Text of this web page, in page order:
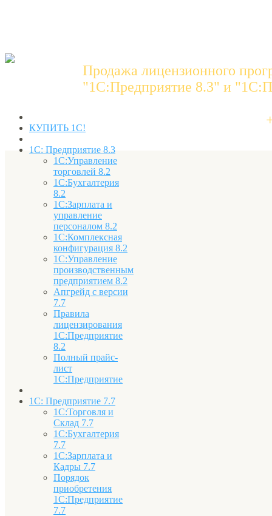
Продажа лицензионного
"1C:Предприятие 8.3" и
КУПИТЬ 1С!
1С: Предприятие 8.3
1С:Управление
торговлей 8.2
1С:Бухгалтерия
8.2
1С:Зарплата и
управление
персоналом 8.2
1С:Комплексная
конфигурация 8.2
1С:Управление
производственным
предприятием 8.2
Апгрейд с версии
7.7
Правила
лицензирования
1С:Предприятие
8.2
Полный прайс-
лист
1С:Предприятие
1С: Предприятие 7.7
1С:Торговля и
Склад 7.7
1С:Бухгалтерия
7.7
1С:Зарплата и
Кадры 7.7
Порядок
приобретения
1С:Предприятие
7.7